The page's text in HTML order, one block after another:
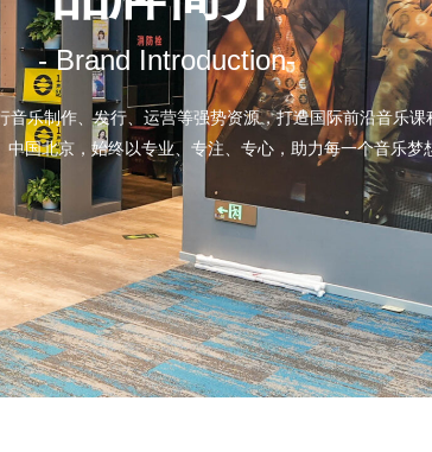
- Brand Introduction-
乐制作、发行、运营等强势资源，打造国际前沿音乐
中国北京，始终以专业、专注、专心，助力每一个音乐梦